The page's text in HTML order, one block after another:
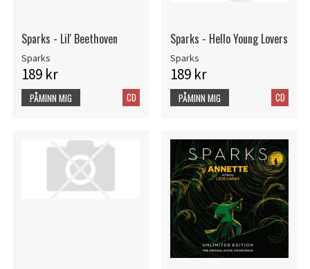
Sparks - Lil' Beethoven
Sparks
189 kr
CD
PÅMINN MIG
Sparks - Hello Young Lovers
Sparks
189 kr
CD
PÅMINN MIG